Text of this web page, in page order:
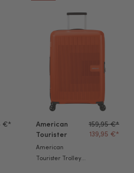
2 Rollen Rucksacktrolley
€*
American Tourister Trolley
American
Tourister
American
Tourister Trolley
159,95 €*
139,95 €*